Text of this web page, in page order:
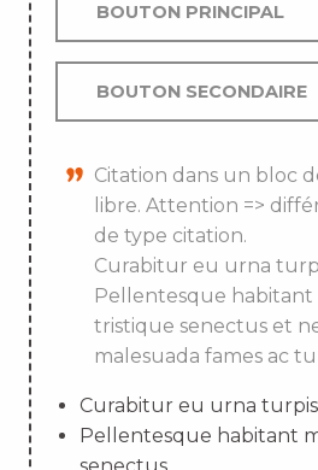
BOUTON PRINCIPAL
BOUTON SECONDAIRE
Citation dans un bloc
libre. Attention =>
de type citation.
Curabitur eu urna
Pellentesque habitant
tristique senectus et
malesuada fames ac
Curabitur eu urna
Pellentesque habitant